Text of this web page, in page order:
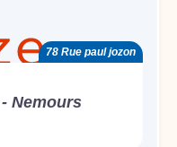
78 Rue paul jozon
- Nemours